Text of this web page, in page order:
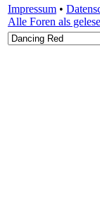
Impressum •
Alle Foren als